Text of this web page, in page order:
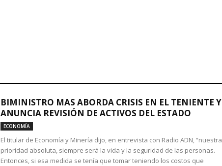
BIMINISTRO MAS ABORDA CRISIS EN EL TENIENTE Y
ANUNCIA REVISIÓN DE ACTIVOS DEL ESTADO
ECONOMÍA
El titular de Economía y Minería dijo, en entrevista con Radio ADN, “nuestra
prioridad absoluta, siempre será la vida y la seguridad de las personas.
Entonces, si esa medida se tenía que tomar teniendo los costos que